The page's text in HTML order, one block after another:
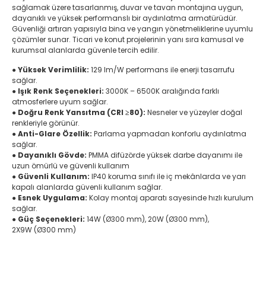
sağlamak üzere tasarlanmış, duvar ve tavan montajına uygun,
dayanıklı ve yüksek performanslı bir aydınlatma armatürüdür.
Güvenliği artıran yapısıyla bina ve yangın yönetmeliklerine uyumlu
çözümler sunar. Ticari ve konut projelerinin yanı sıra kamusal ve
kurumsal alanlarda güvenle tercih edilir.
●Yüksek Verimlilik: 129 lm/W performans ile enerji tasarrufu
sağlar.
● Işık Renk Seçenekleri: 3000K – 6500K aralığında farklı
atmosferlere uyum sağlar.
● Doğru Renk Yansıtma (CRI ≥80): Nesneler ve yüzeyler doğal
renkleriyle görünür.
●Anti-Glare Özellik: Parlama yapmadan konforlu aydınlatma
sağlar.
● Dayanıklı Gövde: PMMA difüzörde yüksek darbe dayanımı ile
uzun ömürlü ve güvenli kullanım
● Güvenli Kullanım: IP40 koruma sınıfı ile iç mekânlarda ve yarı
kapalı alanlarda güvenli kullanım sağlar.
● Esnek Uygulama: Kolay montaj aparatı sayesinde hızlı kurulum
sağlar.
● Güç Seçenekleri: 14W (Ø300 mm), 20W (Ø300 mm),
2X9W (Ø300 mm)